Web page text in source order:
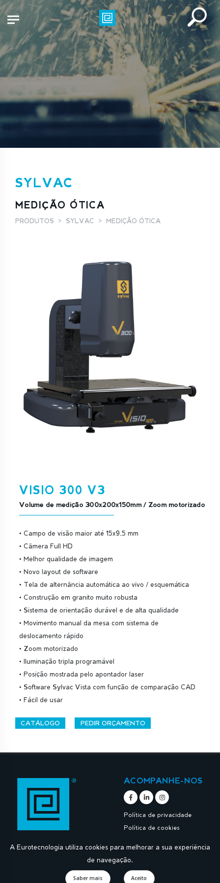
A Eurotecnologia utiliza cookies para melhorar a sua experiência
de navegação.
Saber mais Aceito
SYLVAC
MEDIÇÃO ÓTICA
PRODUTOS SYLVAC MEDIÇÃO ÓTICA
VISIO 300 V3
Volume de medição 300x200x150mm / Zoom motorizado
• Campo de visão maior até 15x9,5 mm
• Câmera Full HD
• Melhor qualidade de imagem
• Novo layout de software
• Tela de alternância automática ao vivo / esquemática
• Construção em granito muito robusta
• Sistema de orientação durável e de alta qualidade
• Movimento manual da mesa com sistema de
deslocamento rápido
• Zoom motorizado
• Iluminação tripla programável
• Posição mostrada pelo apontador laser
• Software Sylvac Vista com função de comparação CAD
• Fácil de usar
CATÁLOGO PEDIR ORÇAMENTO
ACOMPANHE-NOS
Política de privacidade
Política de cookies